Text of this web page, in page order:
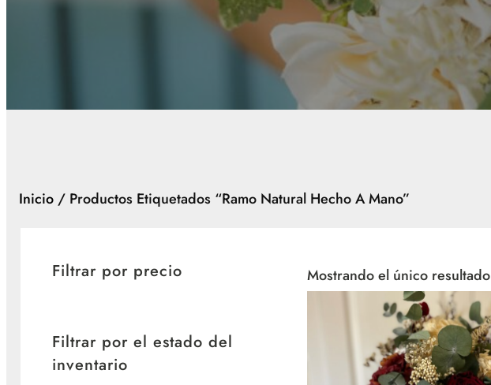
Inicio / Productos Etiquetados “ramo Natural Hecho A Mano”
Filtrar por precio
Filtrar por el estado del
inventario
Mostrando el único resultado